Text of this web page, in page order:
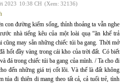
2023 10:38 CH (Xem: 32136)
con đường kiếm sống, thỉnh thoảng ta vẫn nghe
nhà tiếng kêu của một loài quạ “ăn khế trả
cũng may sẵn những chiếc túi ba gang. Thời mở
hốt đầy vàng trong cái kho của trời đất. Có biết
đá trong chiếc túi ba gang của mình. / Ta cho đi
đến những giá trị cốt lõi. Và thế là đất không
túa đi thiên di mang theo tất cả, cả tuổi trẻ, tình